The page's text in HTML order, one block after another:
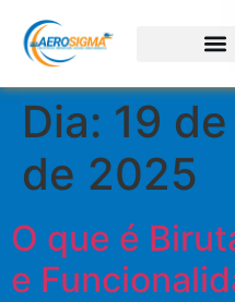
Dia: 19
de 2025
O que é
e